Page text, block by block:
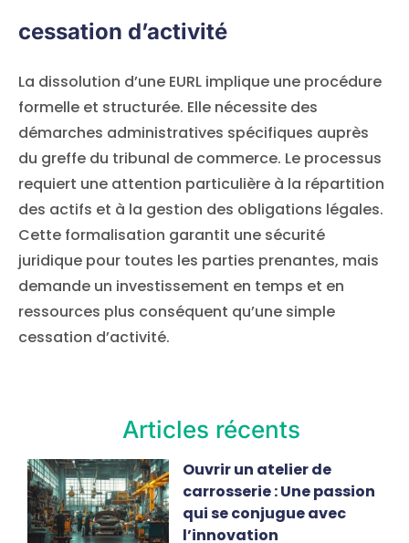
cessation d’activité
La dissolution d’une EURL implique une procédure
formelle et structurée. Elle nécessite des
démarches administratives spécifiques auprès
du greffe du tribunal de commerce. Le processus
requiert une attention particulière à la répartition
des actifs et à la gestion des obligations légales.
Cette formalisation garantit une sécurité
juridique pour toutes les parties prenantes, mais
demande un investissement en temps et en
ressources plus conséquent qu’une simple
cessation d’activité.
Articles récents
Ouvrir un atelier de
carrosserie : Une passion
qui se conjugue avec
l’innovation